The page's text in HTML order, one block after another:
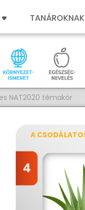
TANÁROKNAK